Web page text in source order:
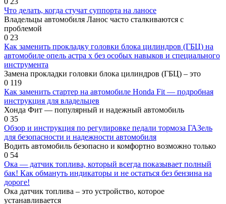
Что делать, когда стучат суппорта на ланосе
Владельцы автомобиля Ланос часто сталкиваются с
проблемой
0 23
Как заменить прокладку головки блока цилиндров (ГБЦ) на
автомобиле опель астра х без особых навыков и специального
инструмента
Замена прокладки головки блока цилиндров (ГБЦ) – это
0 119
Как заменить стартер на автомобиле Honda Fit — подробная
инструкция для владельцев
Хонда Фит — популярный и надежный автомобиль
0 35
Обзор и инструкция по регулировке педали тормоза ГАЗель
для безопасности и надежности автомобиля
Водить автомобиль безопасно и комфортно возможно только
0 54
Ока — датчик топлива, который всегда показывает полный
бак! Как обмануть индикаторы и не остаться без бензина на
дороге!
Ока датчик топлива – это устройство, которое
устанавливается